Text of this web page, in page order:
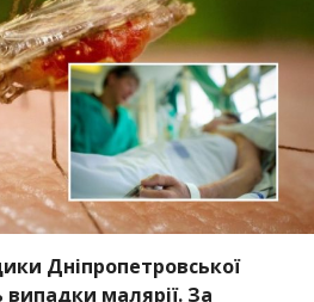
Дніпропетровської
випадки малярії. За